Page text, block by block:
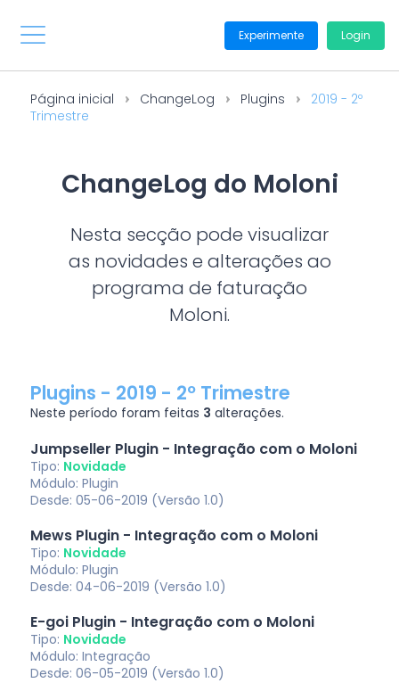
Experimente Login
Página inicial ChangeLog Plugins
2019 - 2º
Trimestre
ChangeLog do Moloni
Nesta secção pode visualizar
as novidades e alterações ao
programa de faturação
Moloni.
Plugins - 2019 - 2º Trimestre
Neste período foram feitas 3 alterações.
Jumpseller Plugin - Integração com o Moloni
Tipo: Novidade
Módulo: Plugin
Desde: 05-06-2019 (Versão 1.0)
Mews Plugin - Integração com o Moloni
Tipo: Novidade
Módulo: Plugin
Desde: 04-06-2019 (Versão 1.0)
E-goi Plugin - Integração com o Moloni
Tipo: Novidade
Módulo: Integração
Desde: 06-05-2019 (Versão 1.0)